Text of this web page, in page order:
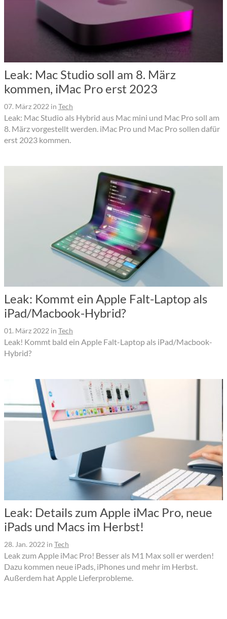
Leak: Mac Studio soll am 8. März
kommen, iMac Pro erst 2023
07. März 2022 in Tech
Leak: Mac Studio als Hybrid aus Mac mini und Mac Pro soll am
8. März vorgestellt werden. iMac Pro und Mac Pro sollen dafür
erst 2023 kommen.
Leak: Kommt ein Apple Falt-Laptop als
iPad/Macbook-Hybrid?
01. März 2022 in Tech
Leak! Kommt bald ein Apple Falt-Laptop als iPad/Macbook-
Hybrid?
Leak: Details zum Apple iMac Pro, neue
iPads und Macs im Herbst!
28. Jan. 2022 in Tech
Leak zum Apple iMac Pro! Besser als M1 Max soll er werden!
Dazu kommen neue iPads, iPhones und mehr im Herbst.
Außerdem hat Apple Lieferprobleme.